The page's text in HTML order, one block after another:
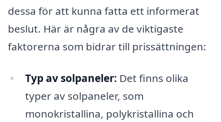
dessa för att kunna fatta ett informerat
beslut. Här är några av de viktigaste
faktorerna som bidrar till prissättningen:
Typ av solpaneler: Det finns olika
typer av solpaneler, som
monokristallina, polykristallina och